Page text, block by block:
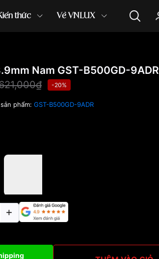
thức Về VNLUX
Nam GST-B500GD-9ADR
-20%
phẩm: GST-B500GD-9ADR